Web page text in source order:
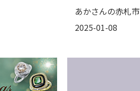
あかさんの赤札市
2025-01-08